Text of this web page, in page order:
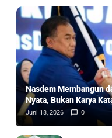
Nasdem Membangun
Nyata, Bukan Karya
Juni 18, 2026 0